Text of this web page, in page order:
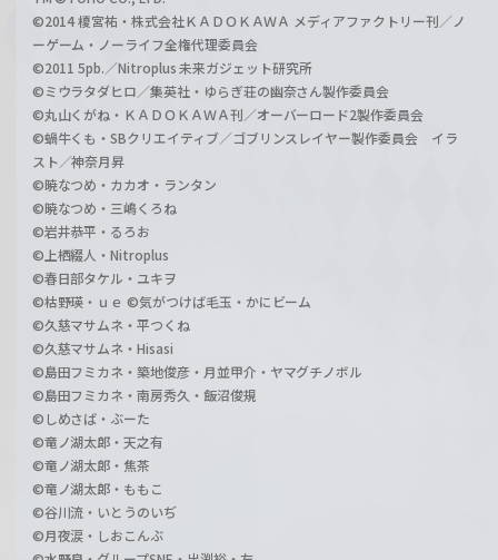
©2014 榎宮祐・株式会社ＫＡＤＯＫＡＷＡ メディアファクトリー刊／ノ
ーゲーム・ノーライフ全権代理委員会
©2011 5pb.／Nitroplus 未来ガジェット研究所
©ミウラタダヒロ／集英社・ゆらぎ荘の幽奈さん製作委員会
©丸山くがね・ＫＡＤＯＫＡＷＡ刊／オーバーロード2製作委員会
©蝸牛くも・SBクリエイティブ／ゴブリンスレイヤー製作委員会 イラ
スト／神奈月昇
©暁なつめ・カカオ・ランタン
©暁なつめ・三嶋くろね
©岩井恭平・るろお
©上栖綴人・Nitroplus
©春日部タケル・ユキヲ
©枯野瑛・ｕｅ ©気がつけば毛玉・かにビーム
©久慈マサムネ・平つくね
©久慈マサムネ・Hisasi
©島田フミカネ・築地俊彦・月並甲介・ヤマグチノボル
©島田フミカネ・南房秀久・飯沼俊規
©しめさば・ぶーた
©竜ノ湖太郎・天之有
©竜ノ湖太郎・焦茶
©竜ノ湖太郎・ももこ
©谷川流・いとうのいぢ
©月夜涙・しおこんぶ